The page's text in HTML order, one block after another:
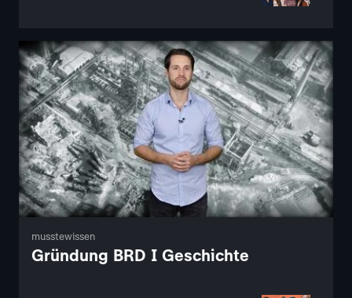
musstewissen
Gründung BRD I Geschichte